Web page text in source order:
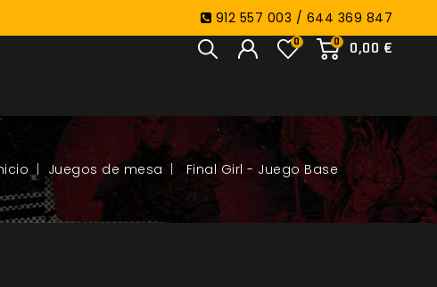
912 557 003 / 644 369 847
0
0,00 €
0
Juegos de mesa Final Girl - Juego Base